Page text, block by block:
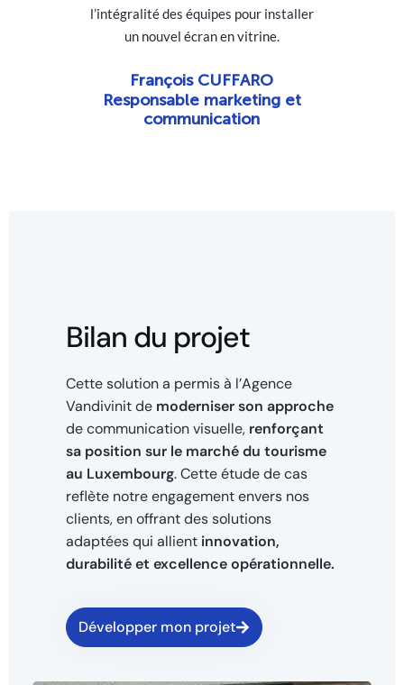
l’intégralité des équipes pour installer
un nouvel écran en vitrine.
François CUFFARO
Responsable marketing et
communication
Bilan du projet
Cette solution a permis à l’Agence
Vandivinit de moderniser son approche
de communication visuelle, renforçant
sa position sur le marché du tourisme
au Luxembourg. Cette étude de cas
reflète notre engagement envers nos
clients, en offrant des solutions
adaptées qui allient innovation,
durabilité et excellence opérationnelle.
Développer mon projet